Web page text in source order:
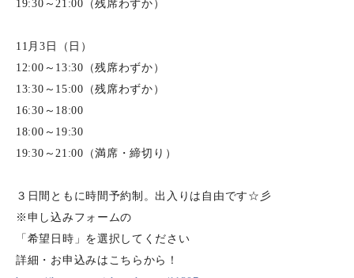
19:30～21:00（残席わずか）
11月3日（日）
12:00～13:30（残席わずか）
13:30～15:00（残席わずか）
16:30～18:00
18:00～19:30
19:30～21:00（満席・締切り）
３日間ともに時間予約制。出入りは自由です☆彡
※申し込みフォームの
「希望日時」を選択してください
詳細・お申込みはこちらから！